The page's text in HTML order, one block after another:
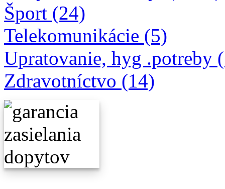
Šport (24)
Telekomunikácie (5)
Upratovanie, hyg .potreby
Zdravotníctvo (14)